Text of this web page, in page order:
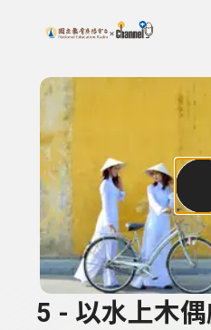
上方功能區塊
搜尋關鍵字：可輸入節目名
5 - 以水上木